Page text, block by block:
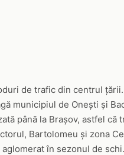
de trafic din centrul
municipiul de Onești și
până la Brașov, astfel că
Bartolomeu și zona
în sezonul de schi.